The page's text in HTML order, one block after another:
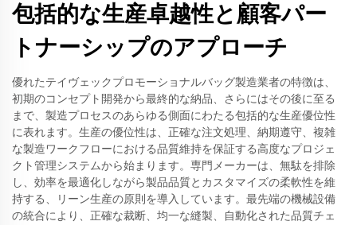
包括的な生産卓越性と顧客パー
トナーシップのアプローチ
優れたテイヴェックプロモーショナルバッグ製造業者の特徴は、
初期のコンセプト開発から最終的な納品、さらにはその後に至る
まで、製造プロセスのあらゆる側面にわたる包括的な生産優位性
に表れます。生産の優位性は、正確な注文処理、納期遵守、複雑
な製造ワークフローにおける品質維持を保証する高度なプロジェ
クト管理システムから始まります。専門メーカーは、無駄を排除
し、効率を最適化しながら製品品質とカスタマイズの柔軟性を維
持する、リーン生産の原則を導入しています。最先端の機械設備
の統合により、正確な裁断、均一な縫製、自動化された品質チェ